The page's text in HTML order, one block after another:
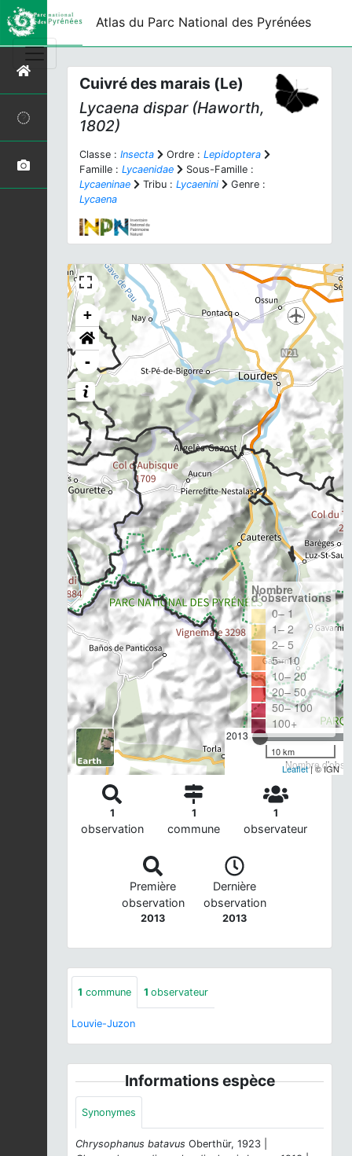
Atlas du Parc National des Pyrénées
Cuivré des marais (Le)
Lycaena dispar(Haworth,
1802)
Classe : Insecta Ordre : Lepidoptera
Famille : Lycaenidae
Sous-Famille :
Lycaeninae
Tribu : Lycaenini
Genre :
Lycaena
+
-
2013
Nombre
Nombre
d'observations
0– 1
1– 2
2– 5
5– 10
10– 20
20– 50
50– 100
100+
10 km
Leaflet| © IGN
1
observation
1
commune
1
observateur
Première
observation
2013
Dernière
observation
2013
1 commune 1 observateur
Louvie-Juzon
Informations espèce
Synonymes
Chrysophanus batavus Oberthür, 1923 |